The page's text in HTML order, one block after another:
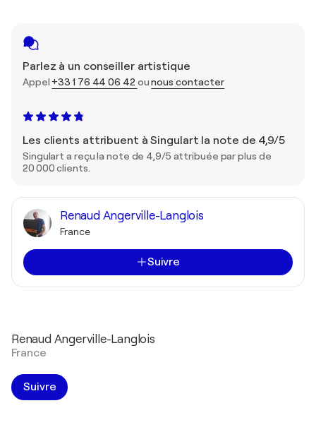
Parlez à un conseiller artistique
Appel +33 1 76 44 06 42 ounous contacter
Les clients attribuent à Singulart la note de 4,9/5
Singulart a reçu la note de 4,9/5 attribuée par plus de
20 000 clients.
Renaud Angerville-Langlois
France
Suivre
Renaud Angerville-Langlois
France
Suivre